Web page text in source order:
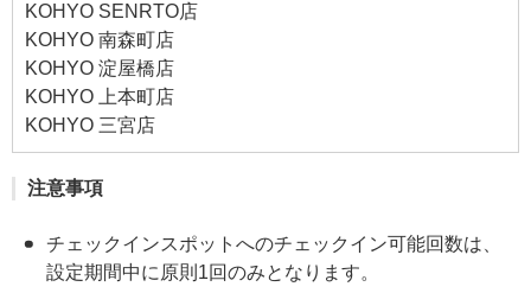
KOHYO SENRTO店
KOHYO 南森町店
KOHYO 淀屋橋店
KOHYO 上本町店
KOHYO 三宮店
注意事項
チェックインスポットへのチェックイン可能回数は、
設定期間中に原則1回のみとなります。